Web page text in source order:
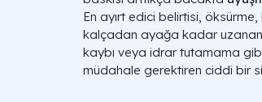
En ayırt edici belirtisi,
kalçadan ayağa kadar uzanan
kaybı veya idrar tutamama
müdahale gerektiren ciddi bir